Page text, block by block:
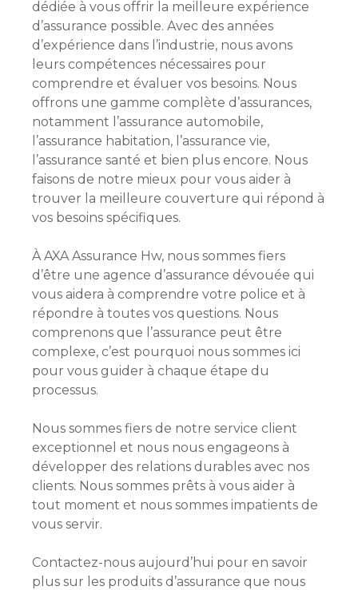
dédiée à vous offrir la meilleure expérience
d’assurance possible. Avec des années
d’expérience dans l’industrie, nous avons
leurs compétences nécessaires pour
comprendre et évaluer vos besoins. Nous
offrons une gamme complète d’assurances,
notamment l’assurance automobile,
l’assurance habitation, l’assurance vie,
l’assurance santé et bien plus encore. Nous
faisons de notre mieux pour vous aider à
trouver la meilleure couverture qui répond à
vos besoins spécifiques.
À AXA Assurance Hw, nous sommes fiers
d’être une agence d’assurance dévouée qui
vous aidera à comprendre votre police et à
répondre à toutes vos questions. Nous
comprenons que l’assurance peut être
complexe, c’est pourquoi nous sommes ici
pour vous guider à chaque étape du
processus.
Nous sommes fiers de notre service client
exceptionnel et nous nous engageons à
développer des relations durables avec nos
clients. Nous sommes prêts à vous aider à
tout moment et nous sommes impatients de
vous servir.
Contactez-nous aujourd’hui pour en savoir
plus sur les produits d’assurance que nous